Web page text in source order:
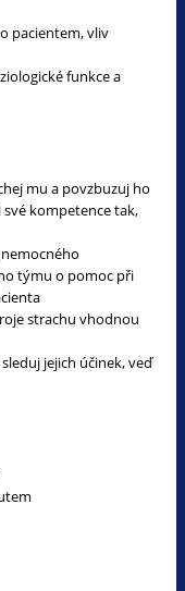
pacientem, vliv
funkce a
mu a povzbuzuj ho
kompetence tak,
týmu o pomoc při
strachu vhodnou
jejich účinek, veď